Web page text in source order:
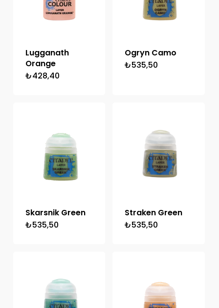
Lugganath
Orange
₺428,40
Ogryn Camo
₺535,50
Skarsnik Green
₺535,50
Straken Green
₺535,50